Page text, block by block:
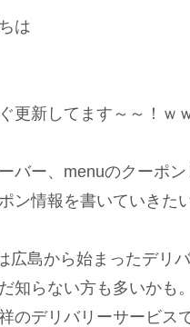
は
更新してます～～！ｗ
バー、menuのクーポ
ン情報を書いていきた
広島から始まったデリ
知らない方も多いかも。
のデリバリーサービス